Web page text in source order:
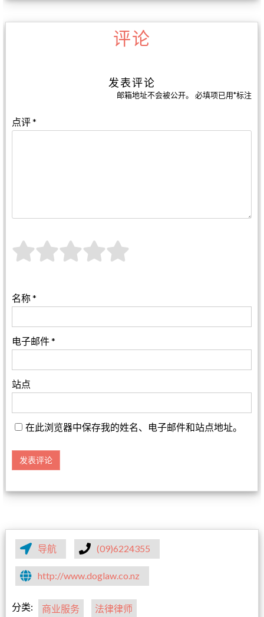
评论
发表评论
邮箱地址不会被公开。 必填项已用*标注
点评*
名称*
电子邮件*
站点
在此浏览器中保存我的姓名、电子邮件和站点地址。
导航 (09)6224355
http://www.doglaw.co.nz
分类: 商业服务 法律律师